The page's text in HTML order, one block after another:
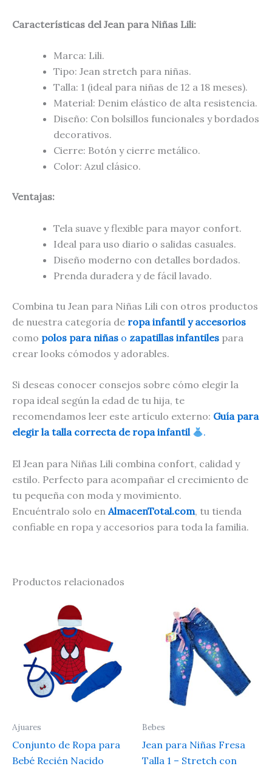
Características del Jean para Niñas Lili:
Marca: Lili.
Tipo: Jean stretch para niñas.
Talla: 1 (ideal para niñas de 12 a 18 meses).
Material: Denim elástico de alta resistencia.
Diseño: Con bolsillos funcionales y bordados
decorativos.
Cierre: Botón y cierre metálico.
Color: Azul clásico.
Ventajas:
Tela suave y flexible para mayor confort.
Ideal para uso diario o salidas casuales.
Diseño moderno con detalles bordados.
Prenda duradera y de fácil lavado.
Combina tu Jean para Niñas Lili con otros productos
de nuestra categoría de ropa infantil y accesorios
como polos para niñas o zapatillas infantiles para
crear looks cómodos y adorables.
Si deseas conocer consejos sobre cómo elegir la
ropa ideal según la edad de tu hija, te
recomendamos leer este artículo externo: Guía para
elegir la talla correcta de ropa infantil
.
El Jean para Niñas Lili combina confort, calidad y
estilo. Perfecto para acompañar el crecimiento de
tu pequeña con moda y movimiento.
Encuéntralo solo enAlmacenTotal.com, tu tienda
confiable en ropa y accesorios para toda la familia.
Productos relacionados
Ajuares
Conjunto de Ropa para
Bebé Recién Nacido
Bebes
Jean para Niñas Fresa
Talla 1 – Stretch con